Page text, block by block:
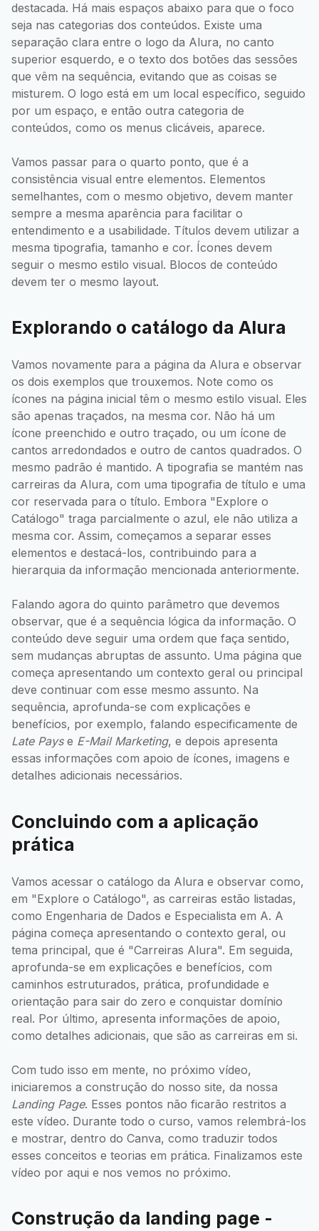
destacada. Há mais espaços abaixo para que o foco
seja nas categorias dos conteúdos. Existe uma
separação clara entre o logo da Alura, no canto
superior esquerdo, e o texto dos botões das sessões
que vêm na sequência, evitando que as coisas se
misturem. O logo está em um local específico, seguido
por um espaço, e então outra categoria de
conteúdos, como os menus clicáveis, aparece.
Vamos passar para o quarto ponto, que é a
consistência visual entre elementos. Elementos
semelhantes, com o mesmo objetivo, devem manter
sempre a mesma aparência para facilitar o
entendimento e a usabilidade. Títulos devem utilizar a
mesma tipografia, tamanho e cor. Ícones devem
seguir o mesmo estilo visual. Blocos de conteúdo
devem ter o mesmo layout.
Explorando o catálogo da Alura
Vamos novamente para a página da Alura e observar
os dois exemplos que trouxemos. Note como os
ícones na página inicial têm o mesmo estilo visual. Eles
são apenas traçados, na mesma cor. Não há um
ícone preenchido e outro traçado, ou um ícone de
cantos arredondados e outro de cantos quadrados. O
mesmo padrão é mantido. A tipografia se mantém nas
carreiras da Alura, com uma tipografia de título e uma
cor reservada para o título. Embora "Explore o
Catálogo" traga parcialmente o azul, ele não utiliza a
mesma cor. Assim, começamos a separar esses
elementos e destacá-los, contribuindo para a
hierarquia da informação mencionada anteriormente.
Falando agora do quinto parâmetro que devemos
observar, que é a sequência lógica da informação. O
conteúdo deve seguir uma ordem que faça sentido,
sem mudanças abruptas de assunto. Uma página que
começa apresentando um contexto geral ou principal
deve continuar com esse mesmo assunto. Na
sequência, aprofunda-se com explicações e
benefícios, por exemplo, falando especificamente de
Late Payse E-Mail Marketing, e depois apresenta
essas informações com apoio de ícones, imagens e
detalhes adicionais necessários.
Concluindo com a aplicação
prática
Vamos acessar o catálogo da Alura e observar como,
em "Explore o Catálogo", as carreiras estão listadas,
como Engenharia de Dados e Especialista em A. A
página começa apresentando o contexto geral, ou
tema principal, que é "Carreiras Alura". Em seguida,
aprofunda-se em explicações e benefícios, com
caminhos estruturados, prática, profundidade e
orientação para sair do zero e conquistar domínio
real. Por último, apresenta informações de apoio,
como detalhes adicionais, que são as carreiras em si.
Com tudo isso em mente, no próximo vídeo,
iniciaremos a construção do nosso site, da nossa
Landing Page. Esses pontos não ficarão restritos a
este vídeo. Durante todo o curso, vamos relembrá-los
e mostrar, dentro do Canva, como traduzir todos
esses conceitos e teorias em prática. Finalizamos este
vídeo por aqui e nos vemos no próximo.
Construção da landing page -